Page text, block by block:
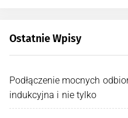
Ostatnie Wpisy
Podłączenie mocnych
indukcyjna i nie tylko